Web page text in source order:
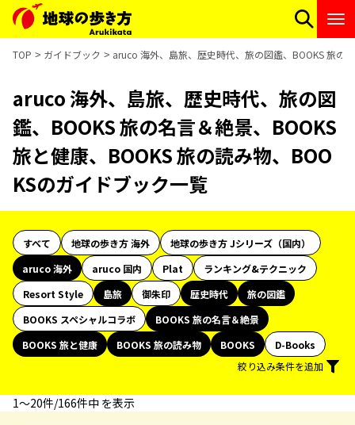
TOP ガイドブック aruco 海外、島旅、歴史時代、旅の図鑑、BOOKS 旅の
aruco 海外、島旅、歴史時代、旅の図
鑑、BOOKS 旅の名言＆絶景、BOOKS
旅と健康、BOOKS 旅の読み物、BOO
KSのガイドブック一覧
すべて 地球の歩き方 海外
地球の歩き方 Jシリーズ（国内）
aruco 海外
aruco 国内 Plat
ランキング&テクニック
Resort Style
島旅 御朱印 歴史時代
旅の図鑑
BOOKS スペシャルコラボ
BOOKS 旅の名言＆絶景
BOOKS 旅と健康
BOOKS 旅の読み物 BOOKS
D-Books
絞り込み条件を追加
1〜20件/166件中 を表示